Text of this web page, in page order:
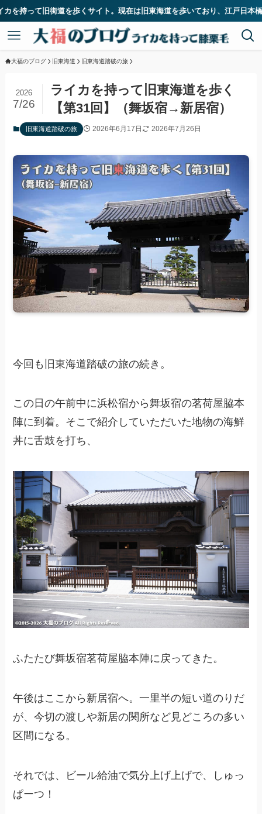
現在は旧東海道を歩いており、江戸日本橋から33番目の宿場である二
大福のブログ 旧東海道 旧東海道踏破の旅
ライカを持って旧東海道を歩く
【第31回】（舞坂宿→新居宿）
2026
7/26
旧東海道踏破の旅 2026年6月17日 2026年7月26日
今回も旧東海道踏破の旅の続き。
この日の午前中に浜松宿から舞坂宿の茗荷屋脇本
陣に到着。そこで紹介していただいた地物の海鮮
丼に舌鼓を打ち、
ふたたび舞坂宿茗荷屋脇本陣に戻ってきた。
午後はここから新居宿へ。一里半の短い道のりだ
が、今切の渡しや新居の関所など見どころの多い
区間になる。
それでは、ビール給油で気分上げ上げで、しゅっ
ぱーつ！